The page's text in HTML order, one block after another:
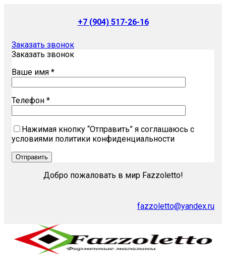
+7 (904) 517-26-16
Заказать звонок
Заказать звонок
Ваше имя *
Телефон *
Нажимая кнопку “Отправить” я соглашаюсь с
условиями политики конфиденциальности
Добро пожаловать в мир Fazzoletto!
fazzoletto@yandex.ru